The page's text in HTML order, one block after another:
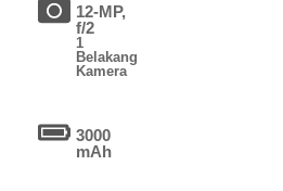
12-MP,
f/2
1
Belakang
Kamera
3000
mAh